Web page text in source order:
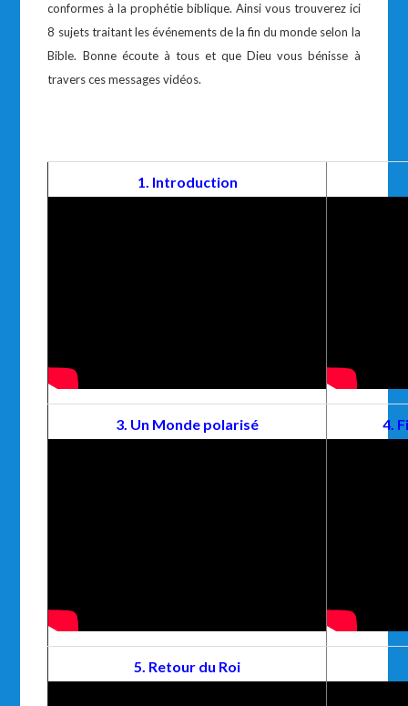
conformes à la prophétie biblique. Ainsi vous trouverez ici
8 sujets traitant les événements de la fin du monde selon la
Bible. Bonne écoute à tous et que Dieu vous bénisse à
travers ces messages vidéos.
1. Introduction
3. Un Monde polarisé 4.
5. Retour du Roi